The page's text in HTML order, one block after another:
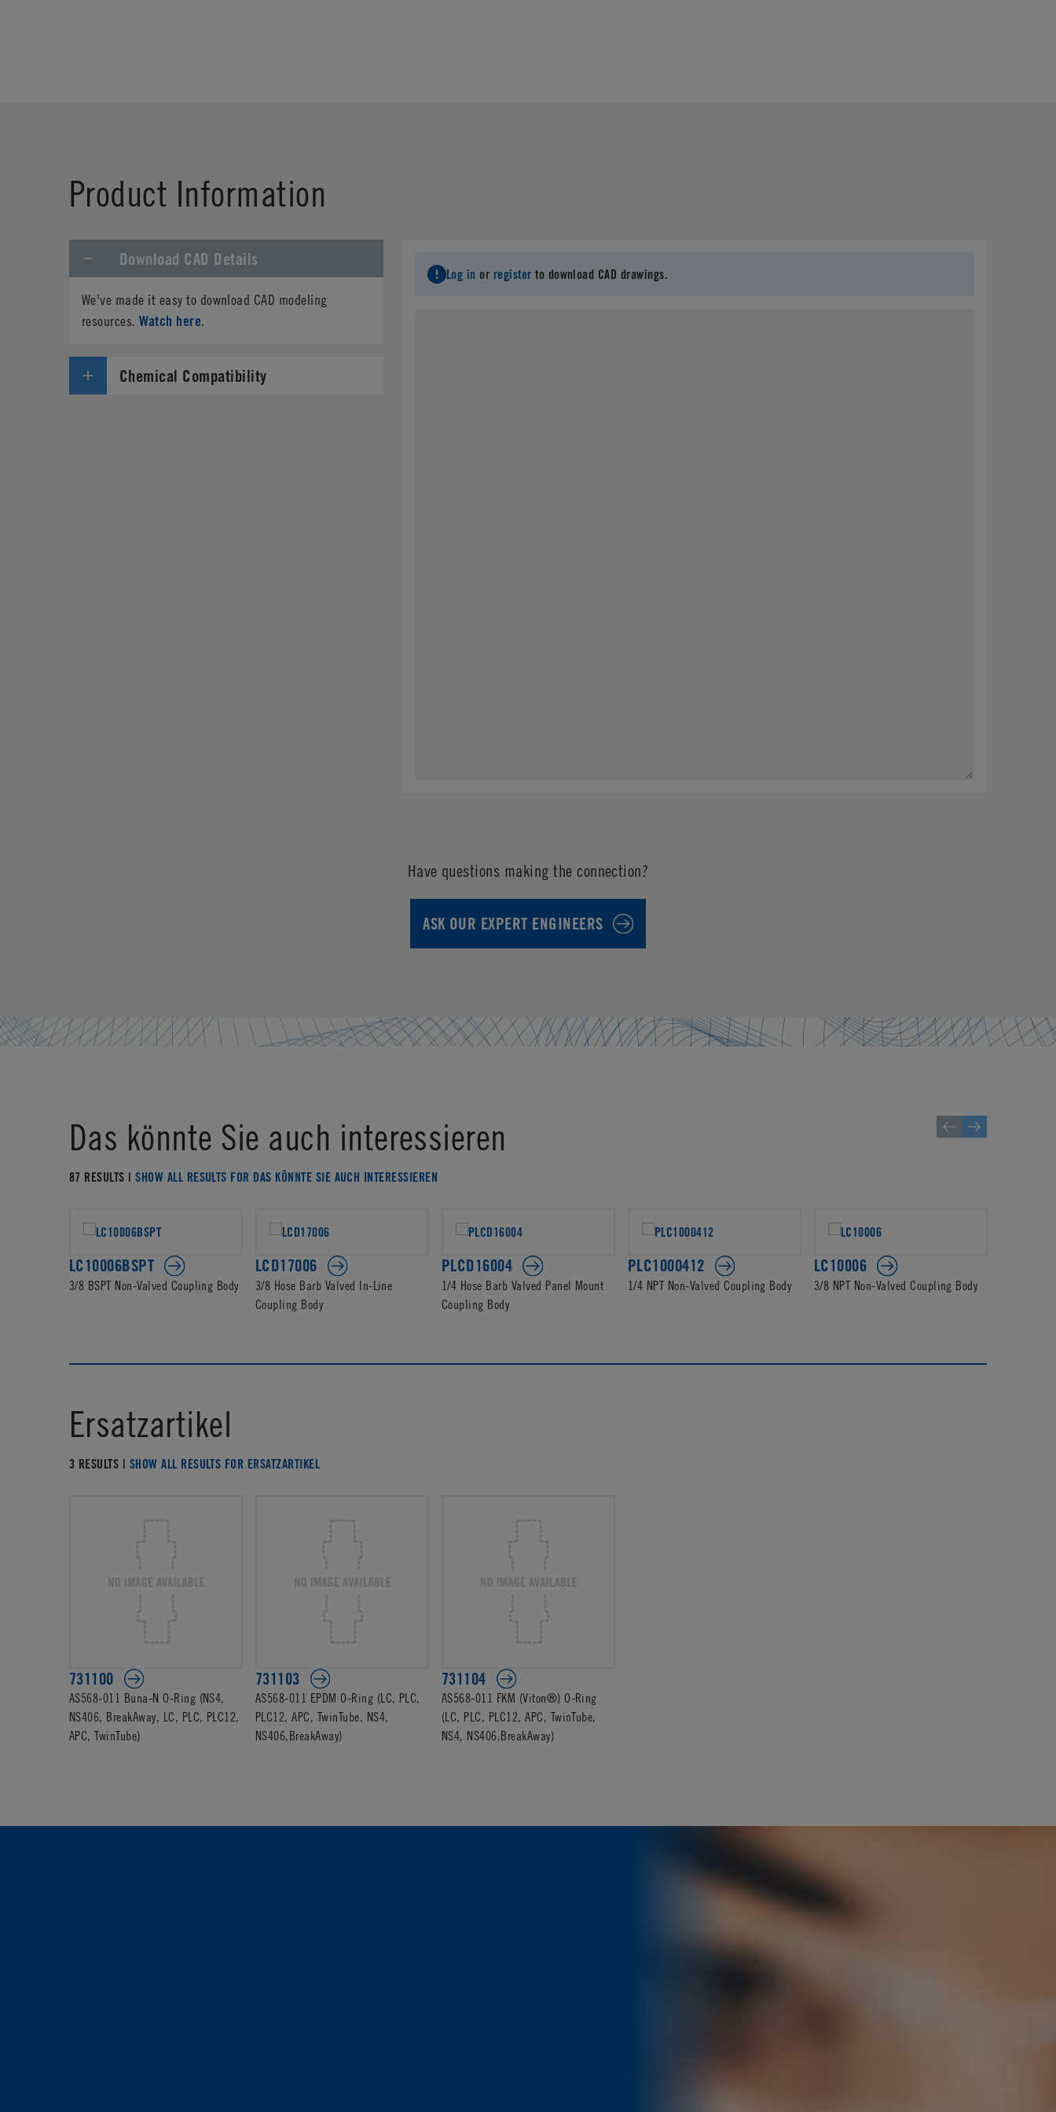
Product Information
Download CAD Details
We've made it easy to download CAD modeling
resources.Watch here.
Log in or register to download CAD drawings.
Chemical Compatibility
Have questions making the connection?
ASK OUR EXPERT ENGINEERS
Das könnte Sie auch interessieren
87 RESULTS |SHOW ALL RESULTS FOR DAS KÖNNTE SIE AUCH INTERESSIEREN
LC10006BSPT
3/8 BSPT Non-Valved Coupling Body
LCD17006
3/8 Hose Barb Valved In-Line
Coupling Body
PLCD16004
1/4 Hose Barb Valved Panel Mount
Coupling Body
PLC1000412
1/4 NPT Non-Valved Coupling Body
LC10006
3/8 NPT Non-Valved Coupling Body
Ersatzartikel
3 RESULTS | SHOW ALL RESULTS FOR ERSATZARTIKEL
731100
AS568-011 Buna-N O-Ring (NS4,
NS406, BreakAway, LC, PLC, PLC12,
APC, TwinTube)
731103
AS568-011 EPDM O-Ring (LC, PLC,
PLC12, APC, TwinTube, NS4,
NS406,BreakAway)
731104
AS568-011 FKM (Viton®) O-Ring
(LC, PLC, PLC12, APC, TwinTube,
NS4, NS406,BreakAway)